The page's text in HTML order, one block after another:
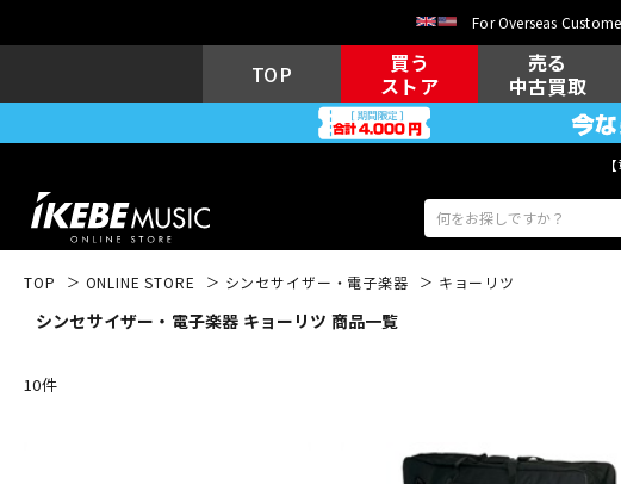
For Overseas
TOP
買う
ストア
売る
中古買取
エレキギター
電子ピアノ
TOP ONLINE STORE シンセサイザー・電子楽器 キョーリツ
シンセサイザー・電子楽器 キョーリツ 商品一覧
10件